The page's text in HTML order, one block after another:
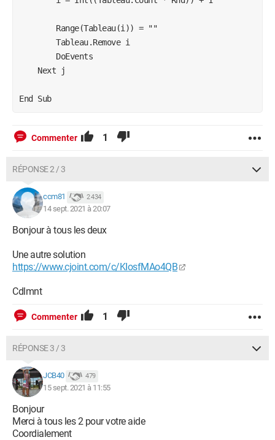
End Sub
Commenter 1
RÉPONSE 2 / 3
ccm81 2 434
14 sept. 2021 à 20:07
Bonjour à tous les deux
Une autre solution
https://www.cjoint.com/c/KIosfMAo4QB
Cdlmnt
Commenter 1
RÉPONSE 3 / 3
JCB40 479
15 sept. 2021 à 11:55
Bonjour
Merci à tous les 2 pour votre aide
Coordialement